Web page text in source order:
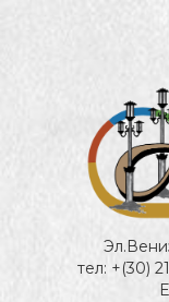
тел: +(30)